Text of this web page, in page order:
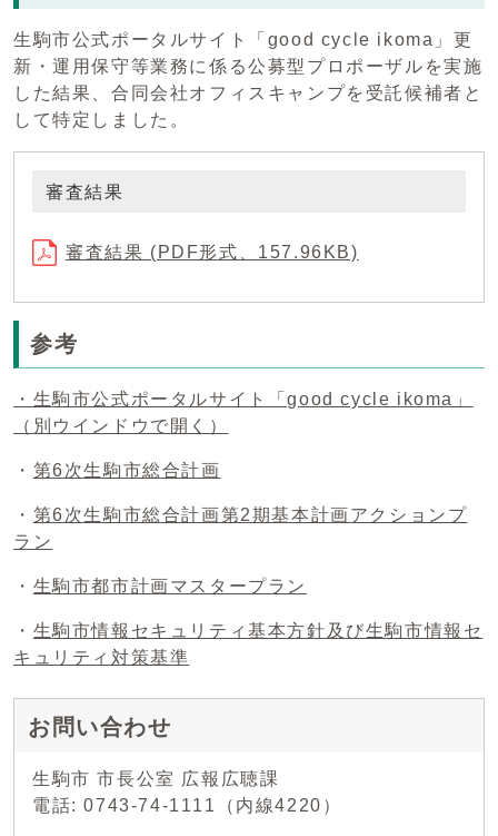
生駒市公式ポータルサイト「good cycle ikoma」更
新・運用保守等業務に係る公募型プロポーザルを実施
した結果、合同会社オフィスキャンプを受託候補者と
して特定しました。
審査結果
審査結果 (PDF形式、157.96KB)
参考
・生駒市公式ポータルサイト「good cycle ikoma」
（別ウインドウで開く）
・ 第6次生駒市総合計画
・ 第6次生駒市総合計画第2期基本計画アクションプ
ラン
・ 生駒市都市計画マスタープラン
・ 生駒市情報セキュリティ基本方針及び生駒市情報セ
キュリティ対策基準
お問い合わせ
生駒市 市長公室 広報広聴課
電話: 0743-74-1111（内線4220）